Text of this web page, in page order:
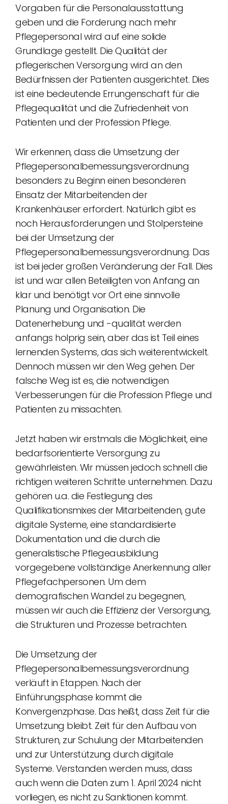
Vorgaben für die Personalausstattung
geben und die Forderung nach mehr
Pflegepersonal wird auf eine solide
Grundlage gestellt. Die Qualität der
pflegerischen Versorgung wird an den
Bedürfnissen der Patienten ausgerichtet. Dies
ist eine bedeutende Errungenschaft für die
Pflegequalität und die Zufriedenheit von
Patienten und der Profession Pflege.
Wir erkennen, dass die Umsetzung der
Pflegepersonalbemessungsverordnung
besonders zu Beginn einen besonderen
Einsatz der Mitarbeitenden der
Krankenhäuser erfordert. Natürlich gibt es
noch Herausforderungen und Stolpersteine
bei der Umsetzung der
Pflegepersonalbemessungsverordnung. Das
ist bei jeder großen Veränderung der Fall. Dies
ist und war allen Beteiligten von Anfang an
klar und benötigt vor Ort eine sinnvolle
Planung und Organisation. Die
Datenerhebung und -qualität werden
anfangs holprig sein, aber das ist Teil eines
lernenden Systems, das sich weiterentwickelt.
Dennoch müssen wir den Weg gehen. Der
falsche Weg ist es, die notwendigen
Verbesserungen für die Profession Pflege und
Patienten zu missachten.
Jetzt haben wir erstmals die Möglichkeit, eine
bedarfsorientierte Versorgung zu
gewährleisten. Wir müssen jedoch schnell die
richtigen weiteren Schritte unternehmen. Dazu
gehören u.a. die Festlegung des
Qualifikationsmixes der Mitarbeitenden, gute
digitale Systeme, eine standardisierte
Dokumentation und die durch die
generalistische Pflegeausbildung
vorgegebene vollständige Anerkennung aller
Pflegefachpersonen. Um dem
demografischen Wandel zu begegnen,
müssen wir auch die Effizienz der Versorgung,
die Strukturen und Prozesse betrachten.
Die Umsetzung der
Pflegepersonalbemessungsverordnung
verläuft in Etappen. Nach der
Einführungsphase kommt die
Konvergenzphase. Das heißt, dass Zeit für die
Umsetzung bleibt. Zeit für den Aufbau von
Strukturen, zur Schulung der Mitarbeitenden
und zur Unterstützung durch digitale
Systeme. Verstanden werden muss, dass
auch wenn die Daten zum 1. April 2024 nicht
vorliegen, es nicht zu Sanktionen kommt.